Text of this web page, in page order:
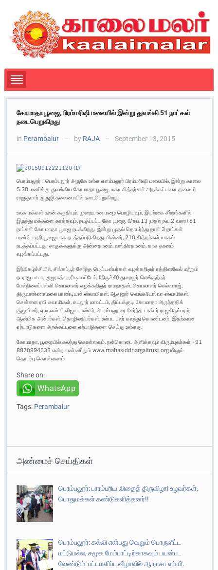
கோமாதா பூஜை, பிரம்மரிஷி மலையில் இன்று துவங்கி 51 நாட்கள்
நடைபெறுகிறது
in Perambalur — by RAJA — September 13, 2015
பெரம்பலூர் : பெரம்பலூர் அருகே உள்ள எளம்பலூர் பிரம்மரிஷி மலையில், இன்று காலை
5.30 மணிக்கு துவங்கிய கோமாதா பூஜை, மகா சித்தர்கள் அறக்கட்டளை தலைவர்
ராஜகுமார் குருஜி தலைமையில் நடைபெறுகிறது.
உலக மக்கள் நலன் கருதியும், முறையான மழை பொழியவும், இயற்கை சீற்றங்களில்
இருந்து மக்களை காக்கவும், நடத்ப்பட்ட கோ பூஜை, (செப்.13 முதல் நவ.2 வரை) 51
நாட்கள் கோ மாதா பூஜை நடக்கிறது. இன்று முதல் தொடர்ந்து நாள் 3 நாட்கள்
மண்டோதரி பூஜையாக நடத்தப்படுகிறது. பின்னர், 210 சித்தர்கள் யாகம்
நடத்தப்பட்டது. சாதுக்களுக்கு அன்னதானம், வஸ்திரதானம், காசு தானம்
வழங்கப்பட்டது.
இந்நிகழ்ச்சியில், சிங்கப்பூர் சேர்ந்த மெய்யன்பர்கள் வழக்கறிஞர் ரத்தினவேல் மற்றும்
நடராஜ பாபா, குஜராத் ஹரிஷாபட்டேல், (திருச்சி) துறையூர் செங்குந்தர்
மேல்நிலைப்பள்ளி செயலாளர் வழக்கறிஞர் ராமநாதன், செயலாளர் செல்வராஜ்,
திருவண்ணாமலை பாண்டியன் ஸ்வாமிகள், ஆசனூர் வெங்கடேஸ்வர ஸ்வாமிகள்,
சென்னை ரவி சுவாமிகள், கடலூர் மாவட்டம், திட்டக்குடி கோமாதா அருந்ததிக்
குழுவினர், ஏ.டி.எஸ்.பி விஜயபாஸ்கர், பெரம்பலூரை சேர்ந்த டாக்டர் ராஜசிதம்பரம்,
ஆன்மிக அன்பர்கள், தொழிலதிபர்கள், உள்பட பலர் கலந்து கொண்டனர். இதற்கான
ஏற்பாடுகளை அறக்கட்டளை ஏற்பாடுகளை செய்து உள்ளது.
கோமாதா, பூஜையில் கலந்து கொள்ளவும், நன்கொடை அளிக்கவும் விரும்புவர்கள் +91
8870994533 என்ற எண்ணிலும் www.mahasiddhargaltrust.org யிலும்
தொடர்பு கொள்ளலாம்
Share on:
WhatsApp
Tags: Perambalur
அண்மைச் செய்திகள்
பெரம்பலூர்: பாரம்பரிய விதைத் திருவிழா! உழவர்கள்,
பொதுமக்கள் கண்டுகளித்தனர்!!
பெரம்பலூர்: கல்வி என்பது வெறும் பொருளீட்ட
மட்டுமல்ல, சமூக மேம்பாட்டிற்காகவும் பயன்பட
வேண்டும்: பட்டமளிப்பு விழாவில் ஆ.ராசா எம்.பி.